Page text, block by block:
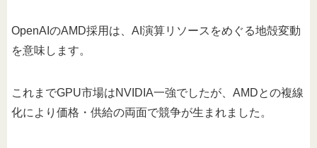
OpenAIのAMD採用は、AI演算リソースをめぐる地殻変動
を意味します。
これまでGPU市場はNVIDIA一強でしたが、AMDとの複線
化により価格・供給の両面で競争が生まれました。